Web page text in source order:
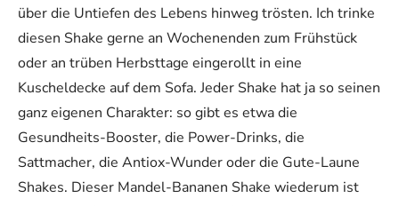
über die Untiefen des Lebens hinweg trösten. Ich trinke
diesen Shake gerne an Wochenenden zum Frühstück
oder an trüben Herbsttage eingerollt in eine
Kuscheldecke auf dem Sofa. Jeder Shake hat ja so seinen
ganz eigenen Charakter: so gibt es etwa die
Gesundheits-Booster, die Power-Drinks, die
Sattmacher, die Antiox-Wunder oder die Gute-Laune
Shakes. Dieser Mandel-Bananen Shake wiederum ist